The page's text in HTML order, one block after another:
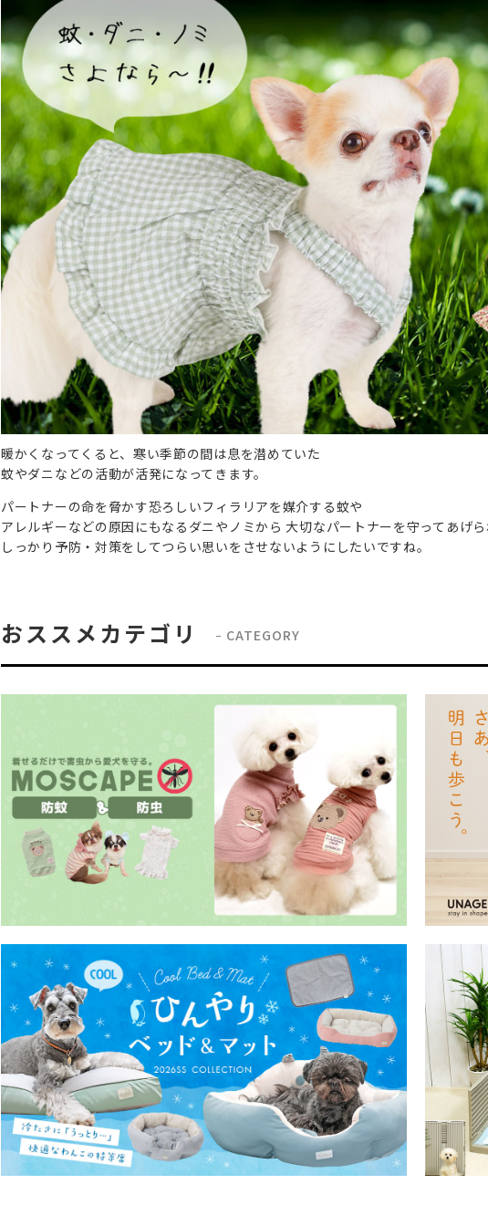
暖かくなってくると、寒い季節の間は息を潜めていた
蚊やダニなどの活動が活発になってきます。
パートナーの命を脅かす恐ろしいフィラリアを媒介する蚊や
アレルギーなどの原因にもなるダニやノミから 大切なパートナーを守ってあげ
しっかり予防・対策をしてつらい思いをさせないようにしたいですね。
おススメカテゴリ CATEGORY